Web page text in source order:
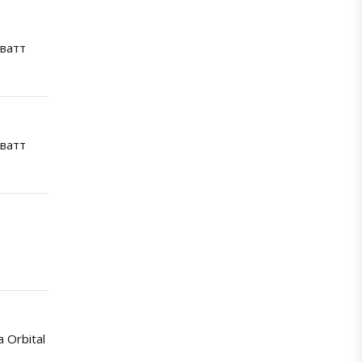
ватт
ватт
Orbital